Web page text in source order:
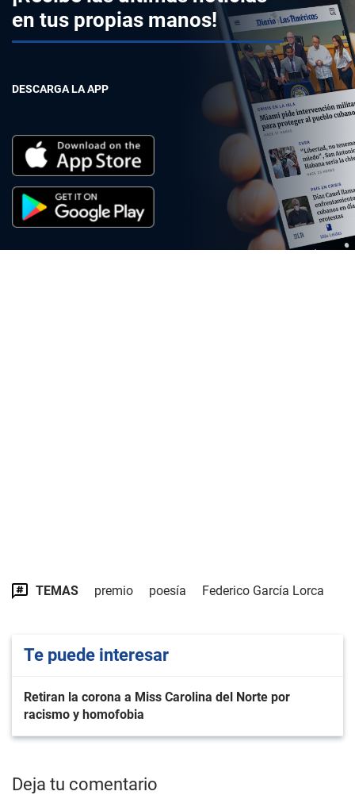
en tus propias manos!
DESCARGA LA APP
TEMAS premio poesía Federico García Lorca
Te puede interesar
Retiran la corona a Miss Carolina del Norte por
racismo y homofobia
Deja tu comentario